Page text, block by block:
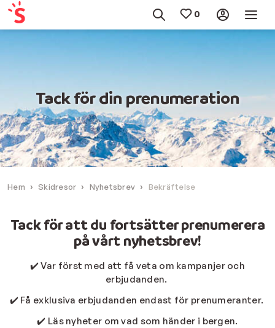
Tack för din prenumeration
Hem Skidresor Nyhetsbrev Bekräftelse
Tack för att du fortsätter prenumerera
på vårt nyhetsbrev!
✔️ Var först med att få veta om kampanjer och
erbjudanden.
✔️ Få exklusiva erbjudanden endast för prenumeranter.
✔️ Läs nyheter om vad som händer i bergen.